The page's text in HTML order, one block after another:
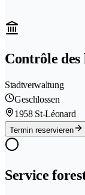
Contrôle des
Stadtverwaltung
Geschlossen
1958 St-Léonard
Termin reservieren
Service